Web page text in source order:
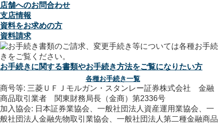
店舗へのお問合わせ
支店情報
資料をお求めの方
資料請求
お手続きに関する書類やお手続き方法をご覧になりたい方
各種お手続き一覧
商号等: 三菱ＵＦＪモルガン・スタンレー証券株式会社 金融
商品取引業者 関東財務局長（金商）第2336号
加入協会: 日本証券業協会、一般社団法人資産運用業協会、一
般社団法人金融先物取引業協会、一般社団法人第二種金融商品